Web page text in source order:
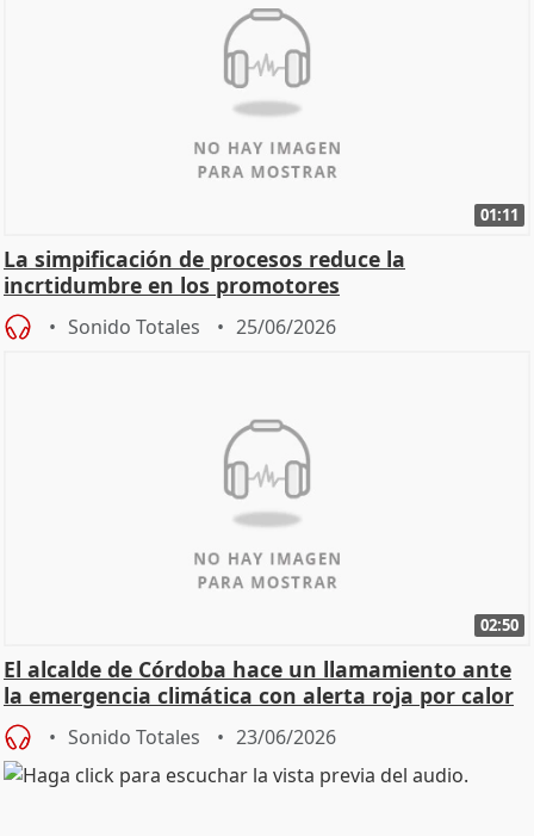
01:11
La simpificación de procesos reduce la
incrtidumbre en los promotores
Sonido Totales 25/06/2026
02:50
El alcalde de Córdoba hace un llamamiento ante
la emergencia climática con alerta roja por calor
Sonido Totales 23/06/2026